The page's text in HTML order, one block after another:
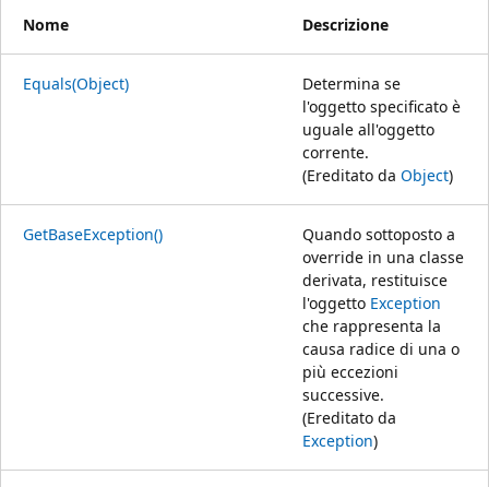
Nome Descrizione
Equals(Object)
Determina se
l'oggetto specificato è
uguale all'oggetto
corrente.
(Ereditato da Object)
GetBaseException()
Quando sottoposto a
override in una classe
derivata, restituisce
l'oggetto Exception
che rappresenta la
causa radice di una o
più eccezioni
successive.
(Ereditato da
Exception)